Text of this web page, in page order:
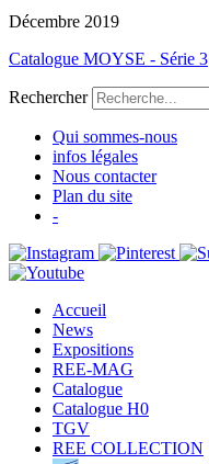
Décembre 2019
Catalogue MOYSE - Série 3
Rechercher
Qui sommes-nous
infos légales
Nous contacter
Plan du site
-
Accueil
News
Expositions
REE-MAG
Catalogue
Catalogue H0
TGV
REE COLLECTION